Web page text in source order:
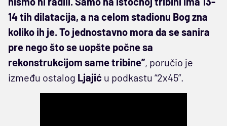
14 tih dilatacija, a na celom stadionu Bog zna
koliko ih je. To jednostavno mora da se sanira
pre nego što se uopšte počne sa
rekonstrukcijom same tribine”, poručio je
između ostalog Ljajić u podkastu “2x45”.